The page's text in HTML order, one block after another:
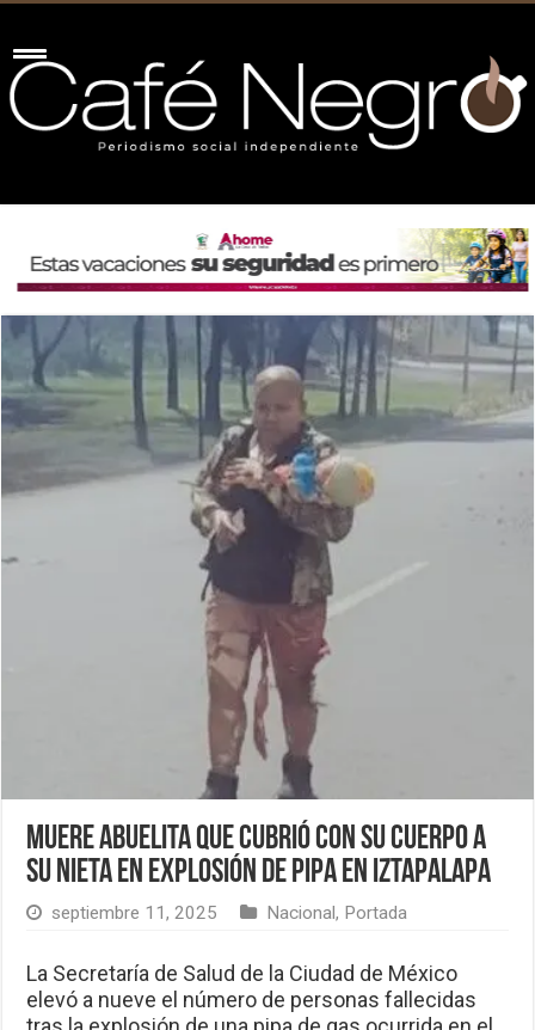
Muere abuelita que cubrió con su cuerpo a
su nieta en explosión de pipa en Iztapalapa
septiembre 11, 2025 Nacional, Portada
La Secretaría de Salud de la Ciudad de México
elevó a nueve el número de personas fallecidas